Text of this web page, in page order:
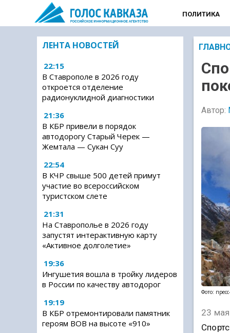
ПОЛИТИКА
ЛЕНТА НОВОСТЕЙ
22:15
В Ставрополе в 2026 году
откроется отделение
радионуклидной диагностики
21:36
В КБР привели в порядок
автодорогу Старый Черек —
Жемтала — Сукан Суу
22:54
В КЧР свыше 500 детей примут
участие во всероссийском
туристском слете
21:31
На Ставрополье в 2026 году
запустят интерактивную карту
«Активное долголетие»
19:36
Ингушетия вошла в тройку лидеров
в России по качеству автодорог
19:19
В КБР отремонтировали памятник
героям ВОВ на высоте «910»
Автор:
Фото:
23